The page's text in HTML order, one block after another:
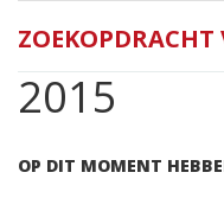
2015
OP DIT MOMENT
ZOEKOPDRACHT